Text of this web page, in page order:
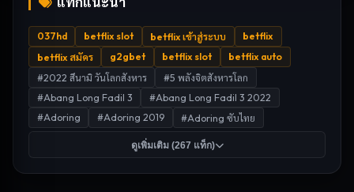
037hd betflix slot betflix เข้าสู่ระบบ
betflix
betflix สมัคร
g2gbet betflix slot
betflix auto
#2022 สึนามิ วันโลกสังหาร #5 พลังจิตสังหารโลก
#Abang Long Fadil 3 #Abang Long Fadil 3 2022
#Adoring #Adoring 2019 #Adoring ซับไทย
ดูเพิ่มเติม (267 แท็ก)